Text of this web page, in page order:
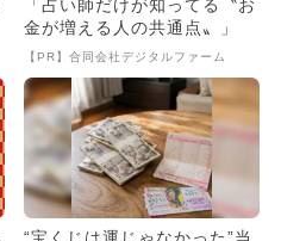
「占い師だけが知ってる〝お
金が増える人の共通点〟」
【PR】合同会社デジタルファーム